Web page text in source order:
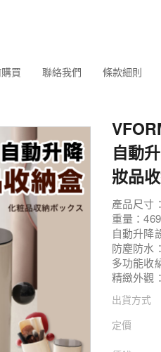
買 聯絡我們 條款細則
自動
妝品
產品尺寸
重量：
自動升降
防塵防水
多功能收
精緻外觀
出貨方式
定價